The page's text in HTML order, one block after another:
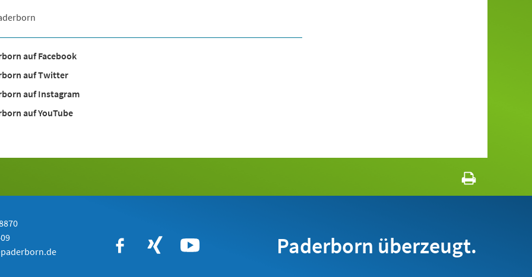
auf Facebook
auf Twitter
auf Instagram
auf YouTube
Paderborn überzeugt.